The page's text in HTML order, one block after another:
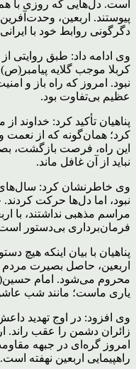
است. دل‌هایی که روزی با هم
پیوستند. اربعین،
دگرگونی روابط خود با
وی ادامه داد: طبق روایتی
کربلا موجب گلایه
نبود. امروز که راه باز و
عظیم بی‌تفاوت بود.
پناهیان تأکید کرد: خداوند
کرد؛ همان‌گونه که از
این راه، فرصت بازگشت،
نباید از آن غافل ماند.
وی خاطرنشان کرد: سال‌های
نبود، اما دل‌ها حرکت
مراسم مذهبی نداشتند، با
فرمان‌برداری بی‌دستور است؛
پناهیان با بیان اینکه
اربعین، حاصل بصیرت
محروم می‌شود. امام
یاری ماست؛ مانند شب
زائران دشمن را عقب راند.
امروز گره‌ای در جبهه
راهپیمایی اربعین نهفته است.